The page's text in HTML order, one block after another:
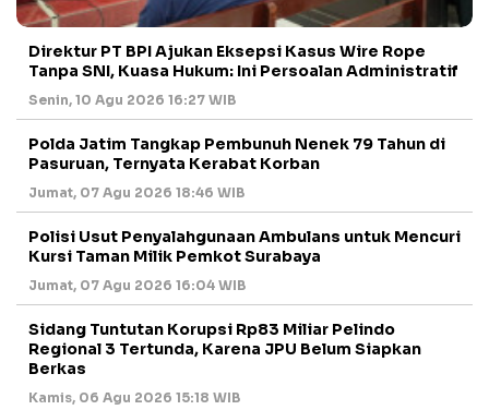
Direktur PT BPI Ajukan Eksepsi Kasus Wire Rope
Tanpa SNI, Kuasa Hukum: Ini Persoalan Administratif
Senin, 10 Agu 2026 16:27 WIB
Polda Jatim Tangkap Pembunuh Nenek 79 Tahun di
Pasuruan, Ternyata Kerabat Korban
Jumat, 07 Agu 2026 18:46 WIB
Polisi Usut Penyalahgunaan Ambulans untuk Mencuri
Kursi Taman Milik Pemkot Surabaya
Jumat, 07 Agu 2026 16:04 WIB
Sidang Tuntutan Korupsi Rp83 Miliar Pelindo
Regional 3 Tertunda, Karena JPU Belum Siapkan
Berkas
Kamis, 06 Agu 2026 15:18 WIB